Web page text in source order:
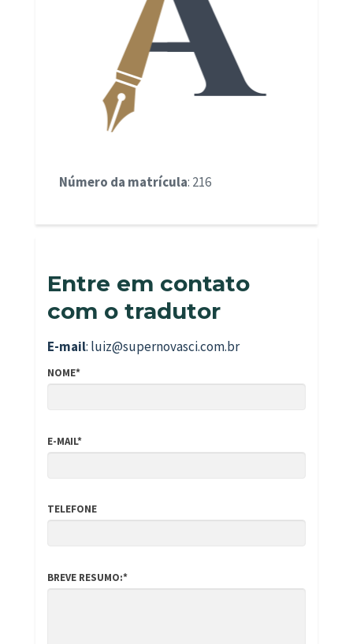
Número da matrícula: 216
Entre em contato
com o tradutor
E-mail: luiz@supernovasci.com.br
NOME*
E-MAIL*
TELEFONE
BREVE RESUMO:*